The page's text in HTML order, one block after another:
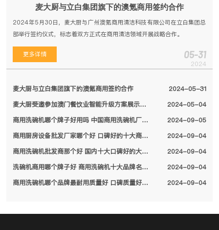
麦大厨与立白集团旗下的澳氪商用签约合作
2024年5月30日，麦大厨与广州澳氪商用清洁科技有限公司在立白集团总
部举行签约仪式，标志着双方正式在商用清洁领域开展战略合作。
更多详情 05-31
2024
麦大厨与立白集团旗下的澳氪商用签约合作
2024-05-31
麦大厨受邀参加澳门餐饮业智能升级方案展示会，备受特区领导关注
2024-05-04
商用洗碗机哪个牌子好用吗 中国商用洗碗机厂家排名前十名单2024
2024-09-05
商用厨房设备批发厂家哪个好 口碑好的十大商用厨房设备厂家名单2024
2024-09-04
商用洗碗机批发商那个好 国内十大口碑好的大型商用洗碗机厂家名单2024
2024-09-04
洗碗机商用哪个牌子好 商用洗碗机十大品牌名单2024
2024-09-04
商用洗碗机哪个品牌最耐用质量好 口碑质量好的十大商用洗碗机品牌2024
2024-09-04